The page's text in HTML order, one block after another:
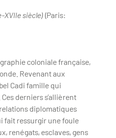
XVIIe siècle)(Paris:
coloniale française,
Revenant aux
Cadi famille qui
derniers s’allièrent
diplomatiques
fait ressurgir une foule
renégats, esclaves, gens